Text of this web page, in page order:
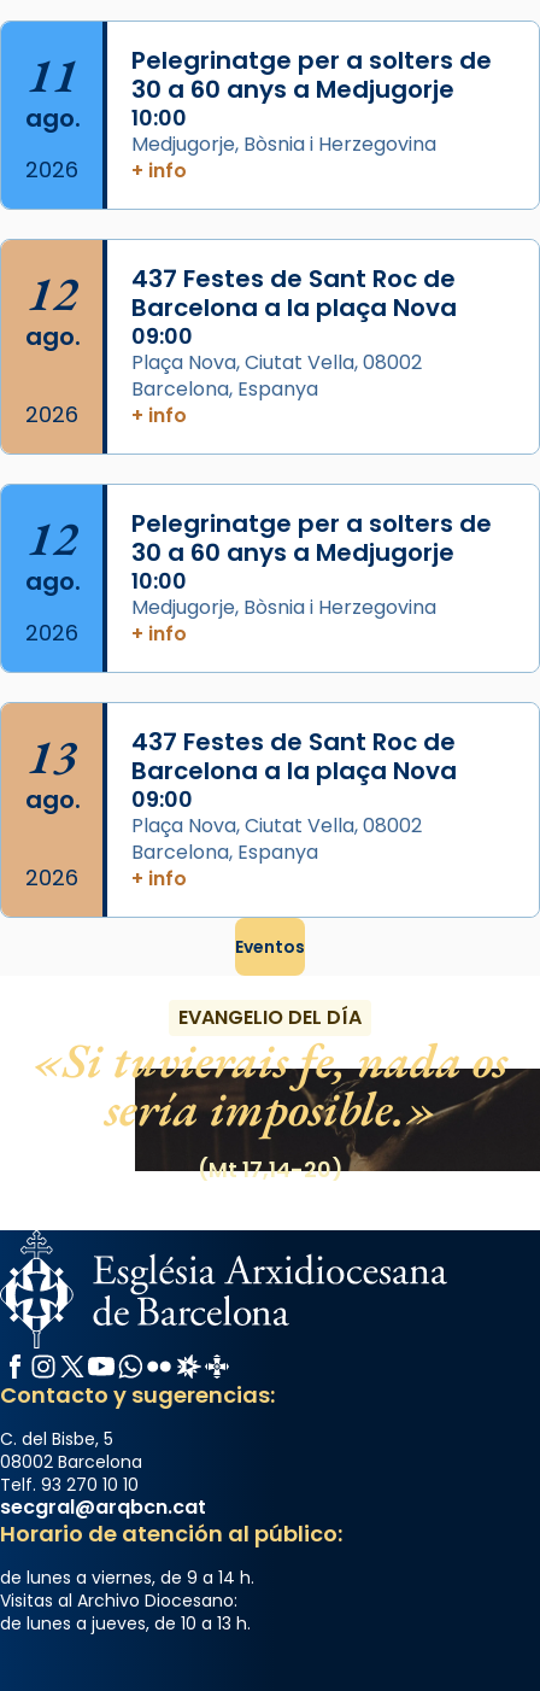
Foto
View on Facebook · Share
Arquebisbat de Barcelona
2 weeks ago
Acompanyant la història de sant Cugat, a
partir de l’Edat Mitjana sorgeix la tradició
que les santes Juliana (“relatiu a Júlia”) i
Semproniana (“relatiu a Semprònia =
eterna”) són deixebles seves. I l’any 1667, el
frare Joan Gaspar Roig, afirma en una obra
que les santes són filles de l’antiga Iluro.
Mataró en reivindicarà les relíq
Foto
View on Facebook ·
11
ago.
2026
Pelegrinatge per a solters de
30 a 60 anys a Medjugorje
10:00
Medjugorje, Bòsnia i Herzegovina
+ info
12
ago.
2026
437 Festes de Sant Roc de
Barcelona a la plaça Nova
09:00
Plaça Nova, Ciutat Vella, 08002
Barcelona, Espanya
+ info
12
ago.
2026
Pelegrinatge per a solters de
30 a 60 anys a Medjugorje
10:00
Medjugorje, Bòsnia i Herzegovina
+ info
13
ago.
2026
437 Festes de Sant Roc de
Barcelona a la plaça Nova
09:00
Plaça Nova, Ciutat Vella, 08002
Barcelona, Espanya
+ info
Eventos
EVANGELIO DEL DÍA
Si tuvierais fe, nada os
sería imposible.
(Mt 17,14-20)
Facebook
Instagram
X / Twitter
YouTube
WhatsApp
FlickrRadio Estel
Catalunya Cristiana
Contacto y sugerencias:
C. del Bisbe, 5
08002 Barcelona
Telf. 93 270 10 10
secgral@arqbcn.cat
Horario de atención al público:
de lunes a viernes, de 9 a 14 h.
Visitas al Archivo Diocesano:
de lunes a jueves, de 10 a 13 h.